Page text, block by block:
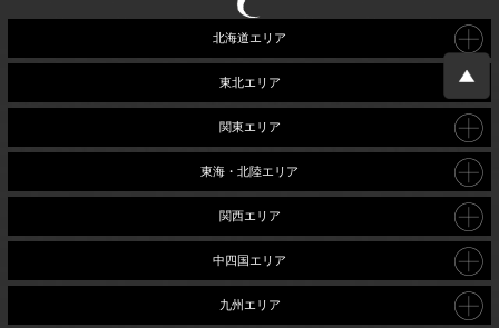
北海道エリア
東北エリア
関東エリア
東海・北陸エリア
関西エリア
中四国エリア
九州エリア